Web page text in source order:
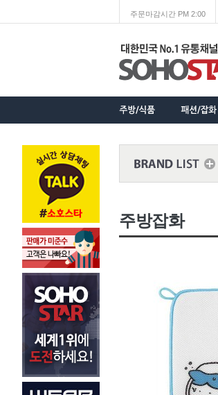
주문마감시간 PM 2:00
주방잡화